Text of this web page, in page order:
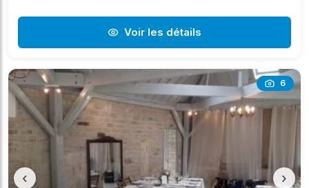
Voir les détails
6
‹ ›